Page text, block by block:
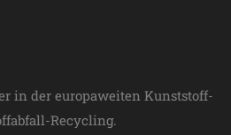
in der europaweiten Kunststoff-
Recycling.